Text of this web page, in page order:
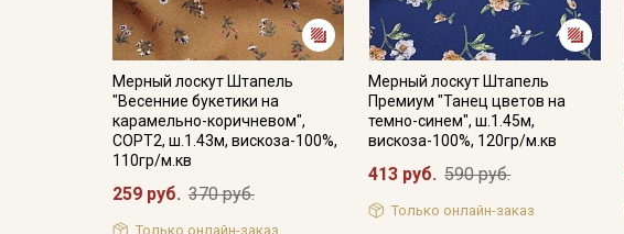
Мерный лоскут Штапель
"Весенние букетики на
карамельно-коричневом",
СОРТ2, ш.1.43м, вискоза-100%,
110гр/м.кв
259 руб. 370 руб.
Только онлайн-заказ
Мерный лоскут Штапель
Премиум "Танец цветов на
темно-синем", ш.1.45м,
вискоза-100%, 120гр/м.кв
413 руб. 590 руб.
Только онлайн-заказ